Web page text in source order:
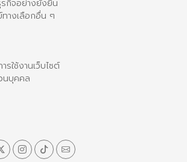
กิจอย่างยั่งยืน
างเลือกอื่น ๆ
รใช้งานเว็บไซต์
นบุคคล